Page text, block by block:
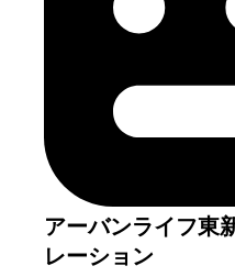
アーバンライフ東
レーション